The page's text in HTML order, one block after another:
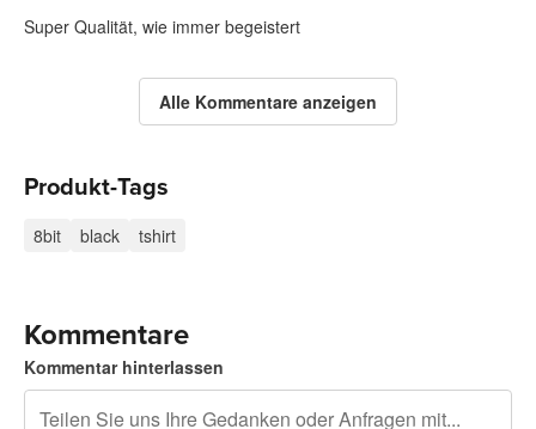
Super Qualität, wie immer begeistert
Alle Kommentare anzeigen
Produkt-Tags
8bit black tshirt
Kommentare
Kommentar hinterlassen